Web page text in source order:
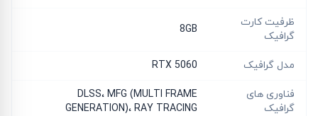
ظرفیت کارت
گرافیک
8GB
مدل گرافیک RTX 5060
فناوری های
گرافیک
DLSS، MFG (MULTI FRAME
GENERATION)، RAY TRACING